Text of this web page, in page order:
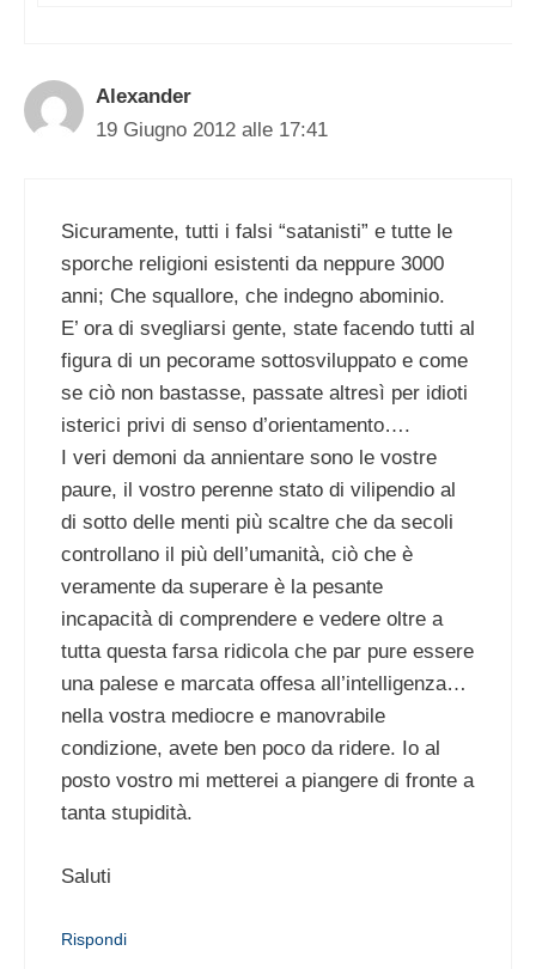
Alexander
19 Giugno 2012 alle 17:41
Sicuramente, tutti i falsi “satanisti” e tutte le
sporche religioni esistenti da neppure 3000
anni; Che squallore, che indegno abominio.
E’ ora di svegliarsi gente, state facendo tutti al
figura di un pecorame sottosviluppato e come
se ciò non bastasse, passate altresì per idioti
isterici privi di senso d’orientamento….
I veri demoni da annientare sono le vostre
paure, il vostro perenne stato di vilipendio al
di sotto delle menti più scaltre che da secoli
controllano il più dell’umanità, ciò che è
veramente da superare è la pesante
incapacità di comprendere e vedere oltre a
tutta questa farsa ridicola che par pure essere
una palese e marcata offesa all’intelligenza…
nella vostra mediocre e manovrabile
condizione, avete ben poco da ridere. Io al
posto vostro mi metterei a piangere di fronte a
tanta stupidità.
Saluti
Rispondi